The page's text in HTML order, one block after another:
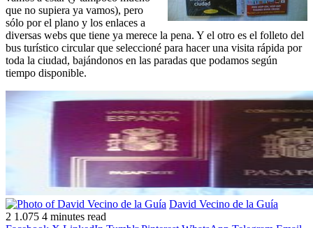
que no supiera ya vamos), pero
sólo por el plano y los enlaces a
diversas webs que tiene ya merece la pena. Y el otro es el folleto del
bus turístico circular que seleccioné para hacer una visita rápida por
toda la ciudad, bajándonos en las paradas que podamos según
tiempo disponible.
David Vecino de la Guía
2 1.075 4 minutes read